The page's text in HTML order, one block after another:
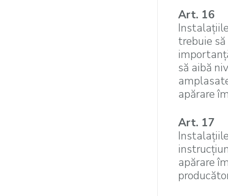
Art. 16
trebuie
să aibă
apărare
Art. 17
apărare